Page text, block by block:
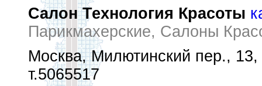
Салон Технология Красоты
Парикмахерские, Салоны
Москва, Милютинский пер., 13,
т.5065517